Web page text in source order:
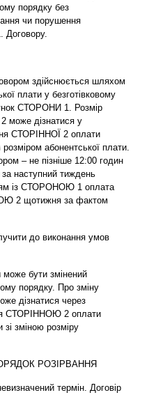
порядку без
чи порушення
здійснюється шляхом
плати у безготівковому
СТОРОНИ 1. Розмір
може дізнатися у
СТОРІННОЇ 2 оплати
абонентської плати.
– не пізніше 12:00 годин
наступний тиждень
із СТОРОНОЮ 1 оплата
2 щотижня за фактом
до виконання умов
може бути змінений
порядку. Про зміну
дізнатися через
СТОРІННОЮ 2 оплати
зі зміною розміру
РОЗІРВАННЯ
термін. Договір